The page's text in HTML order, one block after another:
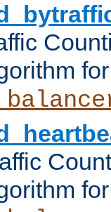
for
for